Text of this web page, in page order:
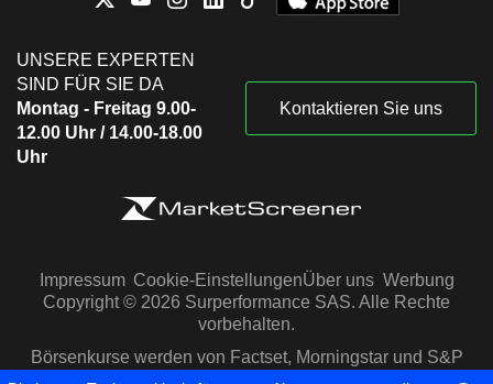
UNSERE EXPERTEN
SIND FÜR SIE DA
Montag - Freitag 9.00-
12.00 Uhr / 14.00-18.00
Uhr
Kontaktieren Sie uns
Impressum Cookie-EinstellungenÜber uns Werbung
Copyright © 2026 Surperformance SAS. Alle Rechte
vorbehalten.
Börsenkurse werden von Factset, Morningstar und S&P
Capital IQ zur Verfügung gestellt